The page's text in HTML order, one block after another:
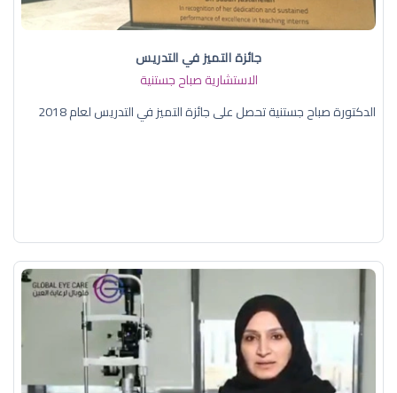
جائزة التميز في التدريس
الاستشارية صباح جستنية
الدكتورة صباح جستنية تحصل على جائزة التميز في التدريس لعام 2018